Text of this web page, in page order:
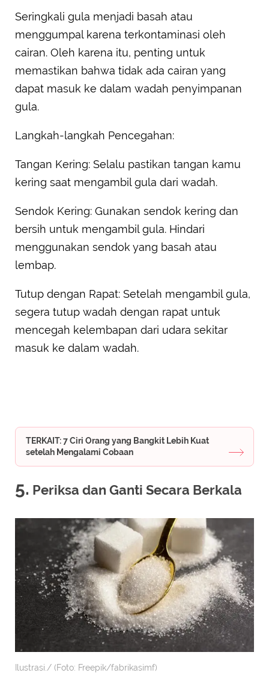
Seringkali gula menjadi basah atau
menggumpal karena terkontaminasi oleh
cairan. Oleh karena itu, penting untuk
memastikan bahwa tidak ada cairan yang
dapat masuk ke dalam wadah penyimpanan
gula.
Langkah-langkah Pencegahan:
Tangan Kering: Selalu pastikan tangan kamu
kering saat mengambil gula dari wadah.
Sendok Kering: Gunakan sendok kering dan
bersih untuk mengambil gula. Hindari
menggunakan sendok yang basah atau
lembap.
Tutup dengan Rapat: Setelah mengambil gula,
segera tutup wadah dengan rapat untuk
mencegah kelembapan dari udara sekitar
masuk ke dalam wadah.
TERKAIT: 7 Ciri Orang yang Bangkit Lebih Kuat
setelah Mengalami Cobaan
5. Periksa dan Ganti Secara Berkala
Ilustrasi./ (Foto: Freepik/fabrikasimf)